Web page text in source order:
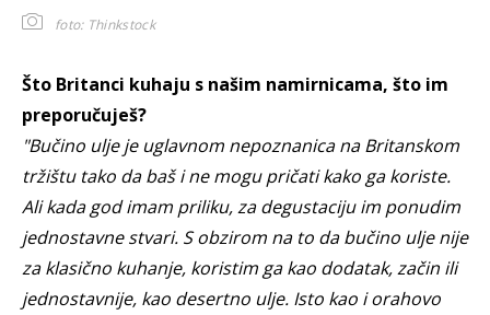
foto: Thinkstock
Što Britanci kuhaju s našim namirnicama, što im
preporučuješ?
"Bučino ulje je uglavnom nepoznanica na Britanskom
tržištu tako da baš i ne mogu pričati kako ga koriste.
Ali kada god imam priliku, za degustaciju im ponudim
jednostavne stvari. S obzirom na to da bučino ulje nije
za klasično kuhanje, koristim ga kao dodatak, začin ili
jednostavnije, kao desertno ulje. Isto kao i orahovo